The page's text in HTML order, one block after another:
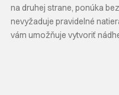
na druhej strane, ponúka
nevyžaduje pravidelné
vám umožňuje vytvoriť